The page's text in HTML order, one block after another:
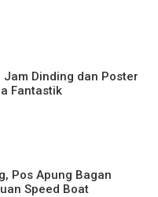
Jam Dinding dan Poster
Fantastik
Pos Apung Bagan
Speed Boat